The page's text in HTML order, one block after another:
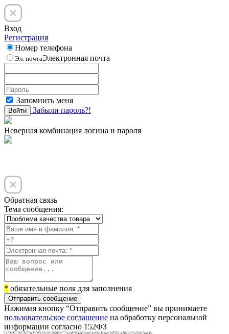
Вход
Регистрация
Номер телефона
Эл. почтаЭлектронная почта
Запомнить меня
Войти Забыли пароль?!
Неверная комбинация логина и пароля
Обратная связь
Тема сообщения:
* обязательные поля для заполнения
Отправить сообщение
Нажимая кнопку “Отправить сообщение” вы принимаете
пользовательское соглашение на обработку персональной
информации согласно 152ФЗ